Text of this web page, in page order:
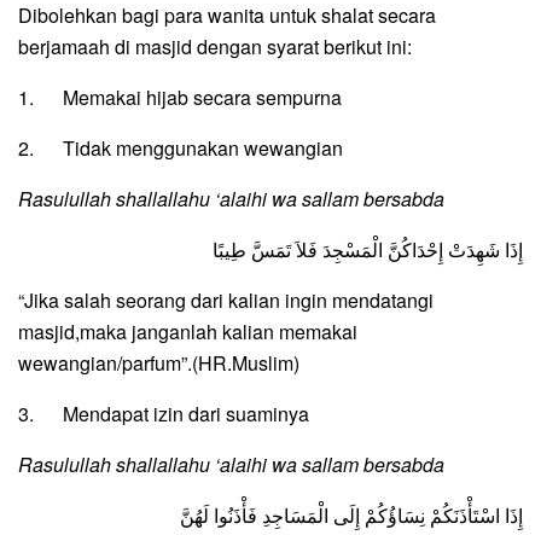
Dibolehkan bagi para wanita untuk shalat secara
berjamaah di masjid dengan syarat berikut ini:
1. Memakai hijab secara sempurna
2. Tidak menggunakan wewangian
Rasulullah shallallahu ‘alaihi wa sallam bersabda
إِذَا شَهِدَتْ إِحْدَاكُنَّ الْمَسْجِدَ فَلاَ تَمَسَّ طِيبًا
“Jika salah seorang dari kalian ingin mendatangi
masjid,maka janganlah kalian memakai
wewangian/parfum”.(HR.Muslim)
3. Mendapat izin dari suaminya
Rasulullah shallallahu ‘alaihi wa sallam bersabda
إِذَا اسْتَأْذَنَكُمْ نِسَاؤُكُمْ إِلَى الْمَسَاجِدِ فَأْذَنُوا لَهُنَّ